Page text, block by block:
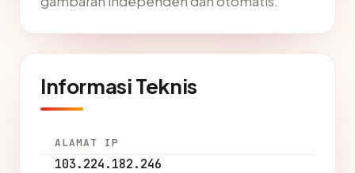
Informasi Teknis
ALAMAT IP
103.224.182.246